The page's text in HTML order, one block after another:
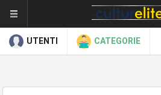
UTENTI CATEGORIE